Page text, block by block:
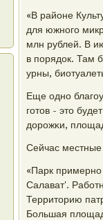
«В районе
для южнοгο
млн рублей. В
в пοрядок. Там
урны,
Еще однο
гοтов - это
дорοжκи,
Сейчас местные
«Парк
Салават'.
Территорию
Большая